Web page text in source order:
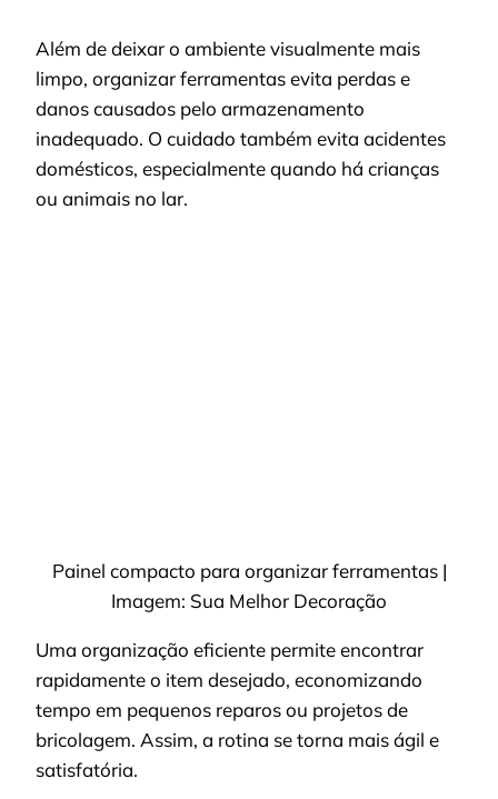
Além de deixar o ambiente visualmente mais
limpo, organizar ferramentas evita perdas e
danos causados pelo armazenamento
inadequado. O cuidado também evita acidentes
domésticos, especialmente quando há crianças
ou animais no lar.
Painel compacto para organizar ferramentas |
Imagem: Sua Melhor Decoração
Uma organização eficiente permite encontrar
rapidamente o item desejado, economizando
tempo em pequenos reparos ou projetos de
bricolagem. Assim, a rotina se torna mais ágil e
satisfatória.